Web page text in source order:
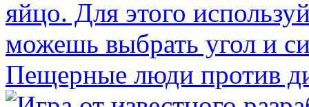
Пещерные люди против